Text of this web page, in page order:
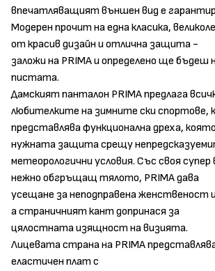
впечатляващият външен вид е
Модерен прочит на една класика,
от красив дизайн и отлична защита -
заложи на PRIMA и определено ще бъдеш
пистата.
Дамският панталон PRIMA предлага
любителките на зимните ски спортове,
представлява функционална дреха,
нужната защита срещу
метеорологични условия. Със своя
нежно обгръщащ тялото, PRIMA дава
усещане за неподправена женственост
а страничният кант допринася за
цялостната изящност на визията.
Лицевата страна на PRIMA
еластичен плат с